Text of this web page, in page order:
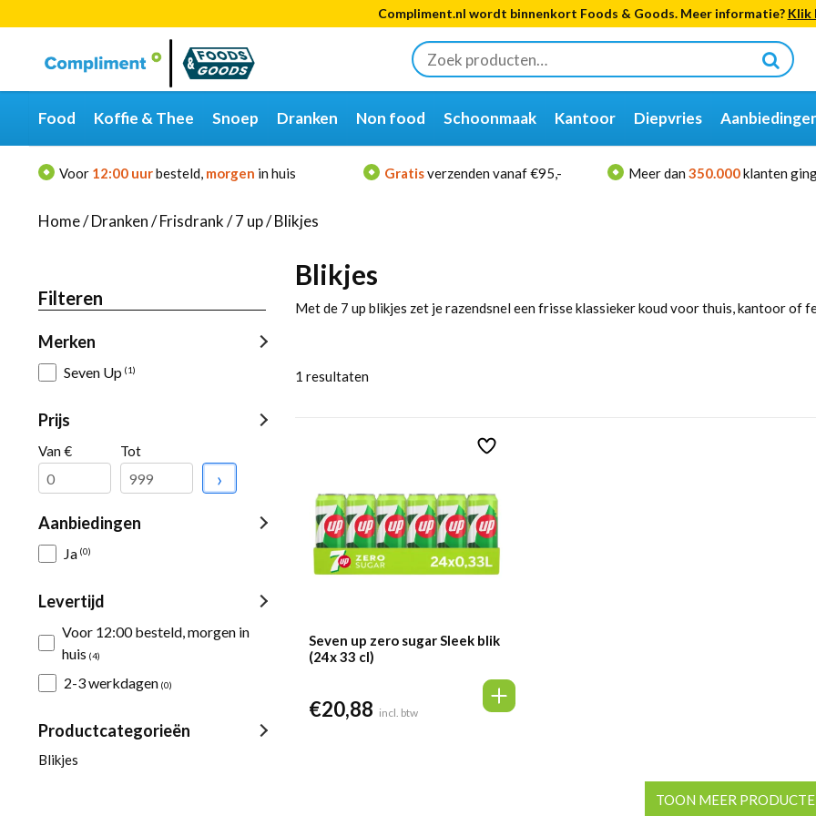
Compliment.nl wordt binnenkort Foods & Goods. Meer informatie? Klik
Zoeken
naar:
Categorieën
Merken
Food Koffie & Thee Snoep Dranken Non food Schoonmaak Kantoor Diepvries
Voor 12:00 uurbesteld, morgen in huis Gratisverzenden vanaf €95,- Meer dan 350.000klanten
Home/Dranken/Frisdrank/7 up/Blikjes
Filteren
Merken
Seven Up (1)
Prijs
Van € Tot
›
Aanbiedingen
Ja (0)
Levertijd
Voor 12:00 besteld, morgen in
huis (4)
2-3 werkdagen (0)
Productcategorieën
Blikjes
Blikjes
1 resultaten
Seven up zero sugar Sleek blik
(24x 33 cl)
€20,88 incl. btw
TOON MEER